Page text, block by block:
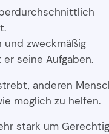
und zweckmäßig
seine Aufgaben.
anderen
möglich zu helfen.
stark um